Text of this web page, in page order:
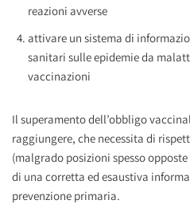
reazioni avverse
attivare un sistema di
sanitari sulle epidemie da
vaccinazioni
Il superamento dell’obbligo
raggiungere, che necessita di
(malgrado posizioni spesso
di una corretta ed esaustiva
prevenzione primaria.